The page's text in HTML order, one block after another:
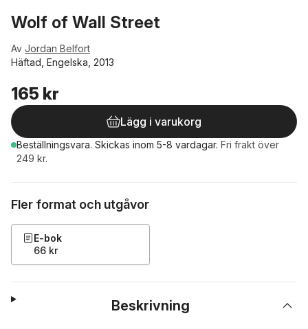
Wolf of Wall Street
Av Jordan Belfort
Häftad, Engelska, 2013
165 kr
Lägg i varukorg
Beställningsvara. Skickas inom 5-8 vardagar. Fri frakt över
249 kr.
Fler format och utgåvor
E-bok
66 kr
Beskrivning